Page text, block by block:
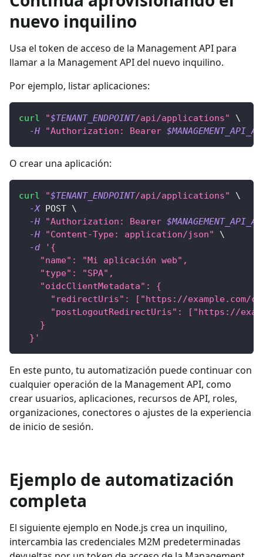
nuevo inquilino
Usa el token de acceso de la Management API para
llamar a la Management API del nuevo inquilino.
Por ejemplo, listar aplicaciones:
curl "$TENANT_ENDPOINT/api/applications"
\
-H
"Authorization: Bearer
O crear una aplicación:
curl "$TENANT_ENDPOINT/api/applications"
\
-X POST \
-H
"Authorization: Bearer
-H
"Content-Type: application/json"
\
-d
'{
    "name": "Mi aplicación web",
    "type": "SPA",
    "oidcClientMetadata": {
"redirectUris": ["https://example.com/
"postLogoutRedirectUris": ["https://
    }
  }'
En este punto, tu automatización puede continuar con
cualquier operación de la Management API, como
crear usuarios, aplicaciones, recursos de API, roles,
organizaciones, conectores o ajustes de la experiencia
de inicio de sesión.
Ejemplo de automatización
completa
El siguiente ejemplo en Node.js crea un inquilino,
intercambia las credenciales M2M predeterminadas